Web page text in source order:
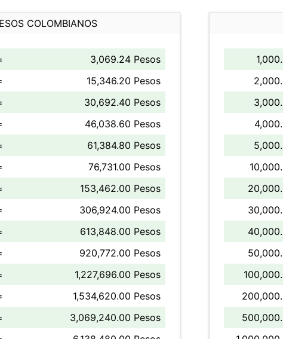
COLOMBIANOS
3,069.24 Pesos
15,346.20 Pesos
30,692.40 Pesos
46,038.60 Pesos
61,384.80 Pesos
76,731.00 Pesos
153,462.00 Pesos
306,924.00 Pesos
613,848.00 Pesos
920,772.00 Pesos
1,227,696.00 Pesos
1,534,620.00 Pesos
3,069,240.00 Pesos